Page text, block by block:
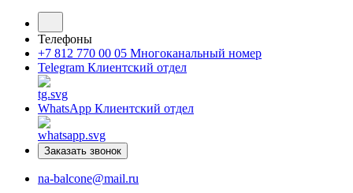
Телефоны
+7 812 770 00 05 Многоканальный номер
Telegram Клиентский отдел
WhatsApp Клиентский отдел
Заказать звонок
na-balcone@mail.ru